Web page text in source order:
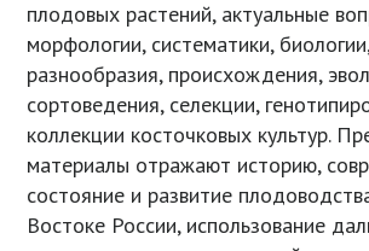
плодовых растений, актуальные
морфологии, систематики,
разнообразия, происхождения,
сортоведения, селекции,
коллекции косточковых культур.
материалы отражают историю,
состояние и развитие
Востоке России, использование